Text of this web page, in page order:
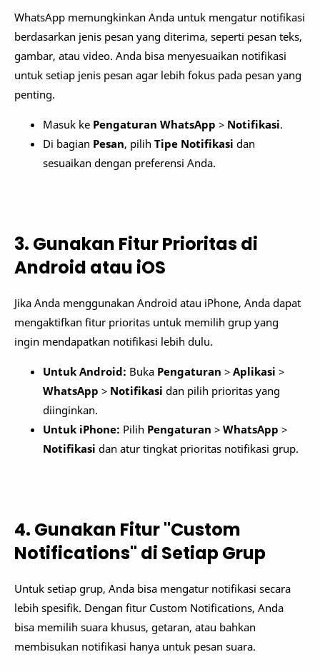
WhatsApp memungkinkan Anda untuk mengatur notifikasi
berdasarkan jenis pesan yang diterima, seperti pesan teks,
gambar, atau video. Anda bisa menyesuaikan notifikasi
untuk setiap jenis pesan agar lebih fokus pada pesan yang
penting.
Masuk ke Pengaturan WhatsApp > Notifikasi.
Di bagian Pesan, pilih Tipe Notifikasi dan
sesuaikan dengan preferensi Anda.
3. Gunakan Fitur Prioritas di
Android atau iOS
Jika Anda menggunakan Android atau iPhone, Anda dapat
mengaktifkan fitur prioritas untuk memilih grup yang
ingin mendapatkan notifikasi lebih dulu.
Untuk Android: Buka Pengaturan > Aplikasi >
WhatsApp > Notifikasi dan pilih prioritas yang
diinginkan.
Untuk iPhone: Pilih Pengaturan > WhatsApp >
Notifikasi dan atur tingkat prioritas notifikasi grup.
4. Gunakan Fitur "Custom
Notifications" di Setiap Grup
Untuk setiap grup, Anda bisa mengatur notifikasi secara
lebih spesifik. Dengan fitur Custom Notifications, Anda
bisa memilih suara khusus, getaran, atau bahkan
membisukan notifikasi hanya untuk pesan suara.